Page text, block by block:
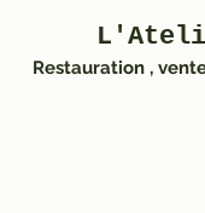
Restauration ,